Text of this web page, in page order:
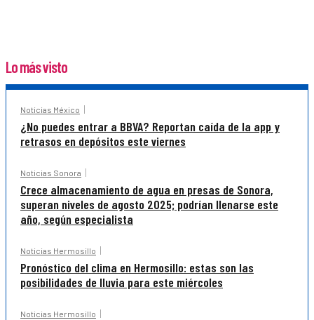
Lo más visto
Noticias México
¿No puedes entrar a BBVA? Reportan caída de la app y
retrasos en depósitos este viernes
Noticias Sonora
Crece almacenamiento de agua en presas de Sonora,
superan niveles de agosto 2025; podrían llenarse este
año, según especialista
Noticias Hermosillo
Pronóstico del clima en Hermosillo: estas son las
posibilidades de lluvia para este miércoles
Noticias Hermosillo